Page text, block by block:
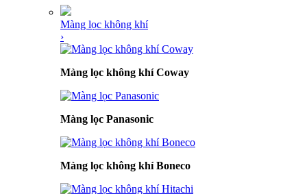
Màng lọc không khí
›
Màng lọc không khí Coway
Màng lọc Panasonic
Màng lọc không khí Boneco